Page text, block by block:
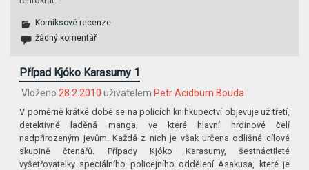
Komiksové recenze
žádný komentář
Případ Kjóko Karasumy 1
Vloženo 28.2.2010 uživatelem Petr Acidburn Bouda
V poměrně krátké době se na policích knihkupectví objevuje už třetí,
detektivně laděná manga, ve které hlavní hrdinové čelí
nadpřirozeným jevům. Každá z nich je však určena odlišné cílové
skupině čtenářů. Případy Kjóko Karasumy, šestnáctileté
vyšetřovatelky speciálního policejního oddělení Asakusa, které je